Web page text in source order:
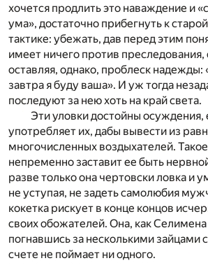
хочется продлить это наваждение и
ума», достаточно прибегнуть к
тактике: убежать, дав перед этим
имеет ничего против преследования,
оставляя, однако, проблеск
завтра я буду ваша». И уж тогда
последуют за нею хоть на край света.
Эти уловки достойны осуждения,
употребляет их, дабы вывести из
многочисленных воздыхателей.
непременно заставит ее быть
разве только она чертовски ловка и
не уступая, не задеть самолюбия
кокетка рискует в конце концов
своих обожателей. Она, как
погнавшись за несколькими зайцами
счете не поймает ни одного.